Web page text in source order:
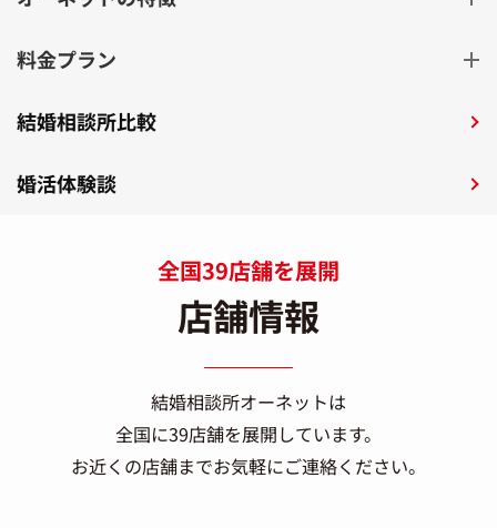
料金プラン
結婚相談所比較
婚活体験談
全国39店舗を展開
店舗情報
結婚相談所オーネットは
全国に39店舗を展開しています。
お近くの店舗までお気軽にご連絡ください。